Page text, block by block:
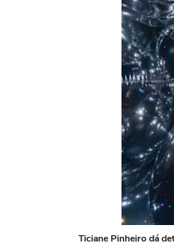
Ticiane Pinheiro dá